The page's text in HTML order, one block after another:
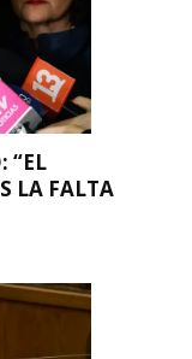
“EL
LA FALTA